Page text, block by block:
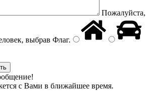
Пожалуйста,
выбрав Флаг.
с Вами в ближайшее время.